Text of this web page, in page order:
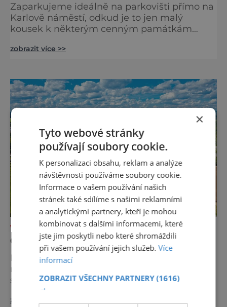
Zaparkujeme ideálně na parkovišti přímo na
Karlově náměstí, odkud je to jen malý
kousek k některým cenným památkám
a přírodního dědictví UNESCO. Provede nás
obou náboženských komunit a seznámí nás
s nejzajímavějšími místy a jejich historií.
Brožuru k ní lze dostat v každém
zobrazit více >>
VÝLETY ZA POZNÁNÍM
OBJEVUJEME KRÁSY VYSOČINY
Podzimní počasí láká na výlety po krásách
naší vlasti. Vysočina je místem, které má
svým návštěvníkům rozhodně co nabídnout.
Dojedete sem odkudkoli vlakem, autobusem
nebo vlastním vozem. A kam se vydat?
zobrazit více >>
×
Tyto webové stránky
používají soubory cookie.
K personalizaci obsahu, reklam a analýze
návštěvnosti používáme soubory cookie.
Informace o vašem používání našich
stránek také sdílíme s našimi reklamními
a analytickými partnery, kteří je mohou
kombinovat s dalšími informacemi, které
jste jim poskytli nebo které shromáždili
při vašem používání jejich služeb.Více
informací
ZOBRAZIT VŠECHNY PARTNERY(1616)
→